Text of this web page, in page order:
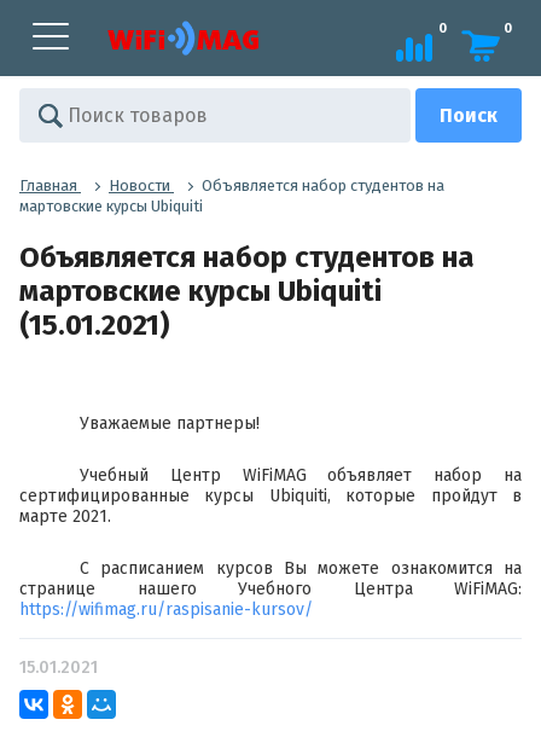
0 0
Главная Новости
Объявляется набор студентов на
мартовские курсы Ubiquiti
Объявляется набор студентов на
мартовские курсы Ubiquiti
(15.01.2021)
Уважаемые партнеры!
Учебный Центр WiFiMAG объявляет набор на
сертифицированные курсы Ubiquiti, которые пройдут в
марте 2021.
С расписанием курсов Вы можете ознакомится на
странице нашего Учебного Центра WiFiMAG:
https://wifimag.ru/raspisanie-kursov/
15.01.2021